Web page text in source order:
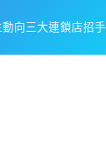
向三大連鎖店招手